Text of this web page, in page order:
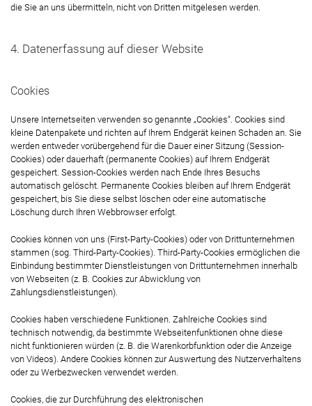
die Sie an uns übermitteln, nicht von Dritten mitgelesen werden.
4. Datenerfassung auf dieser Website
Cookies
Unsere Internetseiten verwenden so genannte „Cookies“. Cookies sind
kleine Datenpakete und richten auf Ihrem Endgerät keinen Schaden an. Sie
werden entweder vorübergehend für die Dauer einer Sitzung (Session-
Cookies) oder dauerhaft (permanente Cookies) auf Ihrem Endgerät
gespeichert. Session-Cookies werden nach Ende Ihres Besuchs
automatisch gelöscht. Permanente Cookies bleiben auf Ihrem Endgerät
gespeichert, bis Sie diese selbst löschen oder eine automatische
Löschung durch Ihren Webbrowser erfolgt.
Cookies können von uns (First-Party-Cookies) oder von Drittunternehmen
stammen (sog. Third-Party-Cookies). Third-Party-Cookies ermöglichen die
Einbindung bestimmter Dienstleistungen von Drittunternehmen innerhalb
von Webseiten (z. B. Cookies zur Abwicklung von
Zahlungsdienstleistungen).
Cookies haben verschiedene Funktionen. Zahlreiche Cookies sind
technisch notwendig, da bestimmte Webseitenfunktionen ohne diese
nicht funktionieren würden (z. B. die Warenkorbfunktion oder die Anzeige
von Videos). Andere Cookies können zur Auswertung des Nutzerverhaltens
oder zu Werbezwecken verwendet werden.
Cookies, die zur Durchführung des elektronischen